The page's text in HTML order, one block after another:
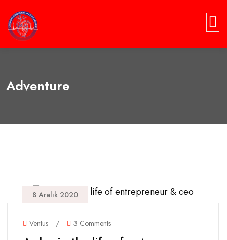
Adventure
8 Aralık 2020
Ventus / 3 Comments